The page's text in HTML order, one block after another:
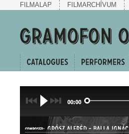
FILMALAP FILMARCHÍVUM
00:00
COMPOSER: GRÓSZ ALFRÉD-BALLA IGNÁC